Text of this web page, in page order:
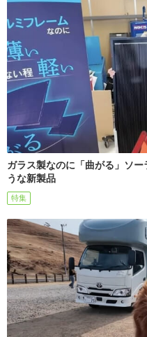
ガラス製なのに「曲がる」ソ
うな新製品
特集